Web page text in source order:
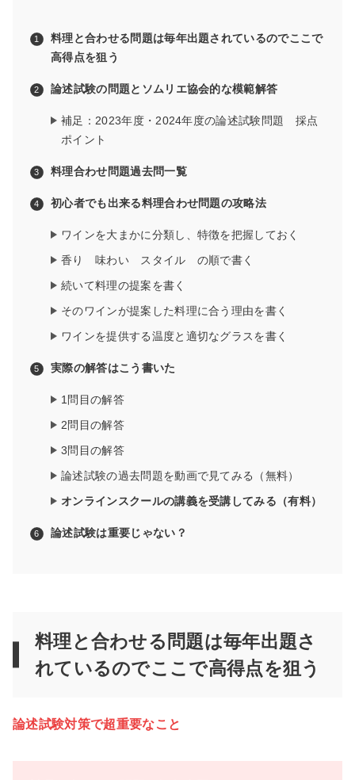
料理と合わせる問題は毎年出題されているのでここで
高得点を狙う
論述試験の問題とソムリエ協会的な模範解答
補足：2023年度・2024年度の論述試験問題 採点
ポイント
料理合わせ問題過去問一覧
初心者でも出来る料理合わせ問題の攻略法
ワインを大まかに分類し、特徴を把握しておく
香り 味わい スタイル の順で書く
続いて料理の提案を書く
そのワインが提案した料理に合う理由を書く
ワインを提供する温度と適切なグラスを書く
実際の解答はこう書いた
1問目の解答
2問目の解答
3問目の解答
論述試験の過去問題を動画で見てみる（無料）
オンラインスクールの講義を受講してみる（有料）
論述試験は重要じゃない？
料理と合わせる問題は毎年出題さ
れているのでここで高得点を狙う
論述試験対策で超重要なこと